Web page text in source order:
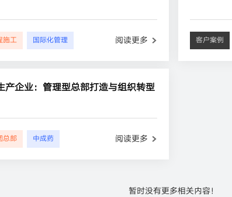
施工 国际化管理 阅读更多 客户案例
产企业：管理型总部打造与组织转型
总部 中成药 阅读更多
暂时没有更多相关内容！